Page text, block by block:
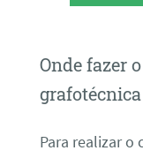
Onde fazer
Para realizar o